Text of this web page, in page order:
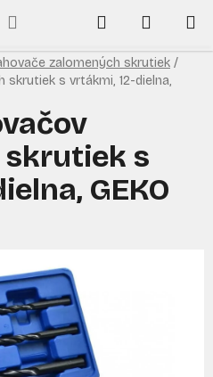
Hľadať
KOŠÍK
zalomených skrutiek /
skrutiek s vrtákmi, 12-dielna,
s
GEKO